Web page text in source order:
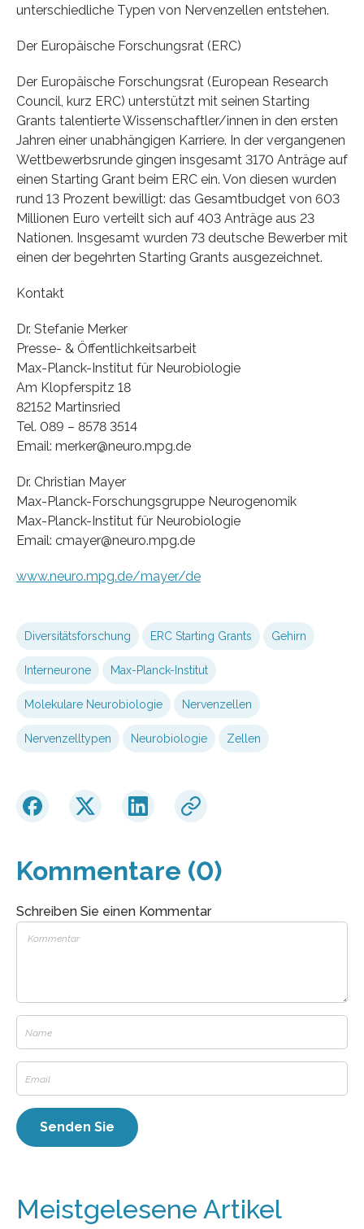
unterschiedliche Typen von Nervenzellen entstehen.
Der Europäische Forschungsrat (ERC)
Der Europäische Forschungsrat (European Research
Council, kurz ERC) unterstützt mit seinen Starting
Grants talentierte Wissenschaftler/innen in den ersten
Jahren einer unabhängigen Karriere. In der vergangenen
Wettbewerbsrunde gingen insgesamt 3170 Anträge auf
einen Starting Grant beim ERC ein. Von diesen wurden
rund 13 Prozent bewilligt: das Gesamtbudget von 603
Millionen Euro verteilt sich auf 403 Anträge aus 23
Nationen. Insgesamt wurden 73 deutsche Bewerber mit
einen der begehrten Starting Grants ausgezeichnet.
Kontakt
Dr. Stefanie Merker
Presse- & Öffentlichkeitsarbeit
Max-Planck-Institut für Neurobiologie
Am Klopferspitz 18
82152 Martinsried
Tel. 089 – 8578 3514
Email: merker@neuro.mpg.de
Dr. Christian Mayer
Max-Planck-Forschungsgruppe Neurogenomik
Max-Planck-Institut für Neurobiologie
Email: cmayer@neuro.mpg.de
www.neuro.mpg.de/mayer/de
Diversitätsforschung ERC Starting Grants Gehirn
Interneurone Max-Planck-Institut
Molekulare Neurobiologie Nervenzellen
Nervenzelltypen Neurobiologie Zellen
Kommentare (0)
Schreiben Sie einen Kommentar
Meistgelesene Artikel